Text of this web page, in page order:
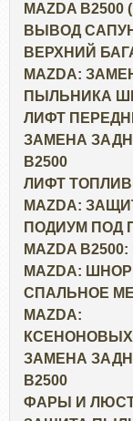
MAZDA
ВЫВОД
ВЕРХНИЙ
MAZDA:
ПЫЛЬНИКА
ЛИФТ
ЗАМЕНА
B2500
ЛИФТ
MAZDA:
ПОДИУМ ПОД
MAZDA
MAZDA:
СПАЛЬНОЕ
MAZDA:
ЗАМЕНА
B2500
ФАРЫ И